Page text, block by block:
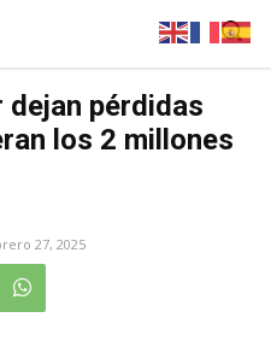
dejan pérdidas
los 2 millones
27, 2025